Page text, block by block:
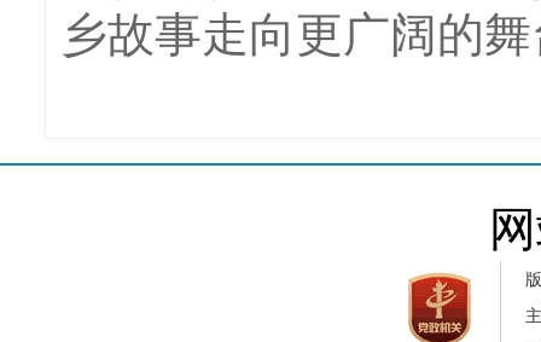
乡故事走向更广阔的